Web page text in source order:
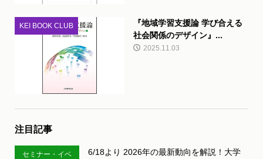
KEI BOOK CLUB
『地域学習支援論 学び合える
社会関係のデザイン』...
2025.11.03
注目記事
セミナー・イベ
6/18より 2026年の最新動向を解説！大学